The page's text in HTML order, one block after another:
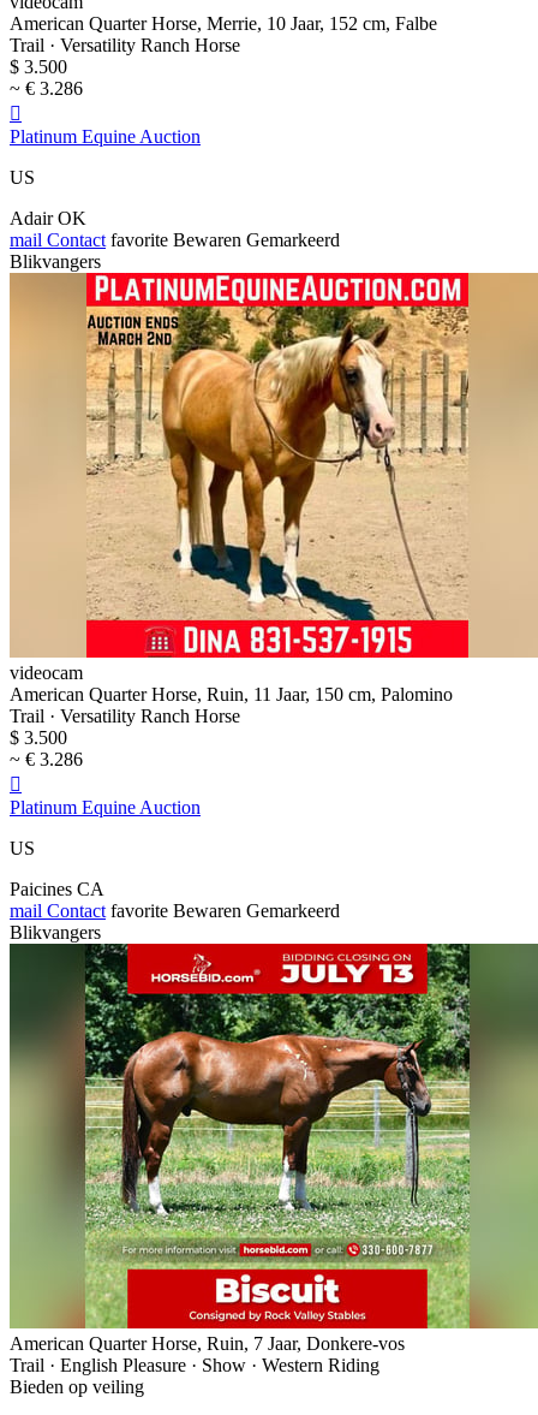
American Quarter Horse, Merrie, 10 Jaar, 152 cm, Falbe
Trail · Versatility Ranch Horse
$ 3.500
~ € 3.286

Platinum Equine Auction
US
Adair OK
mail Contact favorite Bewaren Gemarkeerd
Blikvangers
videocam
American Quarter Horse, Ruin, 11 Jaar, 150 cm, Palomino
Trail · Versatility Ranch Horse
$ 3.500
~ € 3.286

Platinum Equine Auction
US
Paicines CA
mail Contact favorite Bewaren Gemarkeerd
Blikvangers
American Quarter Horse, Ruin, 7 Jaar, Donkere-vos
Trail · English Pleasure · Show · Western Riding
Bieden op veiling